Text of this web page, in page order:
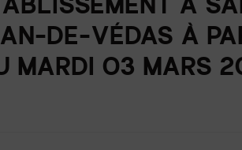
À
DE-VÉDAS À
MARDI 03 MARS